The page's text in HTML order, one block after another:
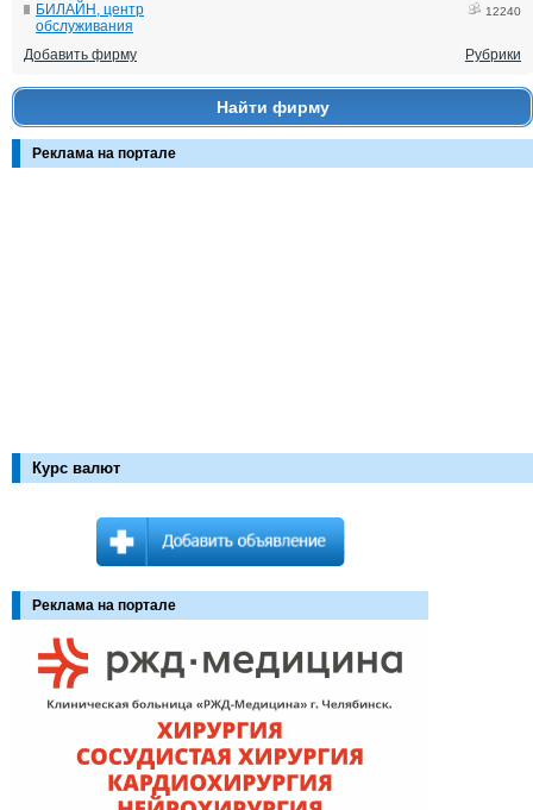
БИЛАЙН, центр
обслуживания
12240
Добавить фирму Рубрики
Найти фирму
Реклама на портале
Курс валют
Реклама на портале